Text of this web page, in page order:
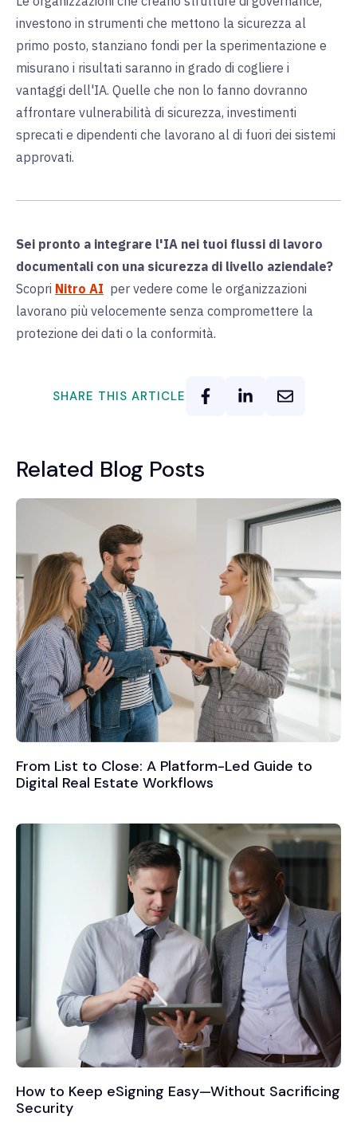
investono in strumenti che mettono la sicurezza al
primo posto, stanziano fondi per la sperimentazione e
misurano i risultati saranno in grado di cogliere i
vantaggi dell'IA. Quelle che non lo fanno dovranno
affrontare vulnerabilità di sicurezza, investimenti
sprecati e dipendenti che lavorano al di fuori dei sistemi
approvati.
Sei pronto a integrare l'IA nei tuoi flussi di lavoro
documentali con una sicurezza di livello aziendale?
Scopri Nitro AI per vedere come le organizzazioni
lavorano più velocemente senza compromettere la
protezione dei dati o la conformità.
SHARE THIS ARTICLE
Related Blog Posts
From List to Close: A Platform-Led Guide to
Digital Real Estate Workflows
How to Keep eSigning Easy—Without Sacrificing
Security